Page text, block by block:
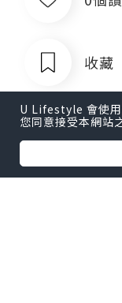
收藏
U Lifestyle 會使
您同意接受本網站